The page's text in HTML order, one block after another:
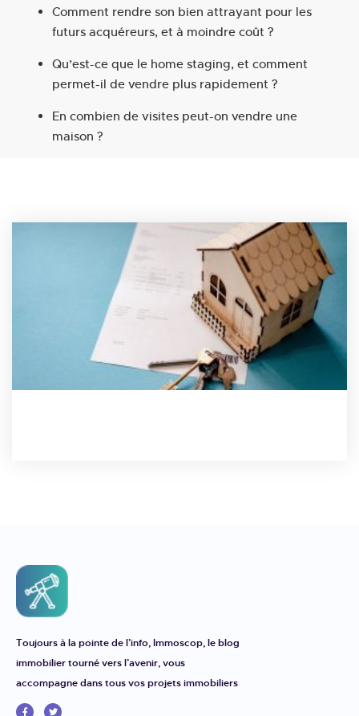
Comment rendre son bien attrayant pour les
futurs acquéreurs, et à moindre coût ?
Qu’est-ce que le home staging, et comment
permet-il de vendre plus rapidement ?
En combien de visites peut-on vendre une
maison ?
Toujours à la pointe de l’info, Immoscop, le blog
immobilier tourné vers l’avenir, vous
accompagne dans tous vos projets immobiliers